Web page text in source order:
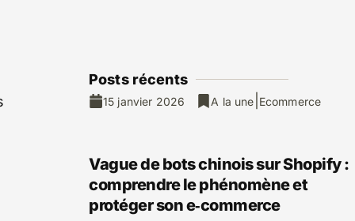
Posts récents
15 janvier 2026 A la une Ecommerce
Vague de bots chinois sur Shopify :
comprendre le phénomène et
protéger son e‑commerce